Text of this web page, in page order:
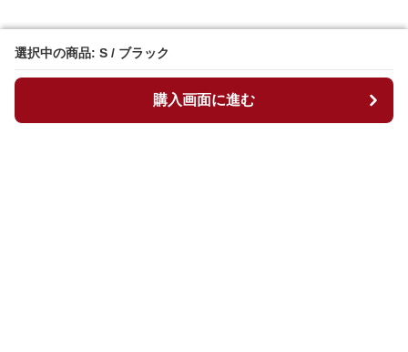
選択中の商品: S / ブラック
購入画面に進む
選択中の商品: S / ブラック
購入画面に進む